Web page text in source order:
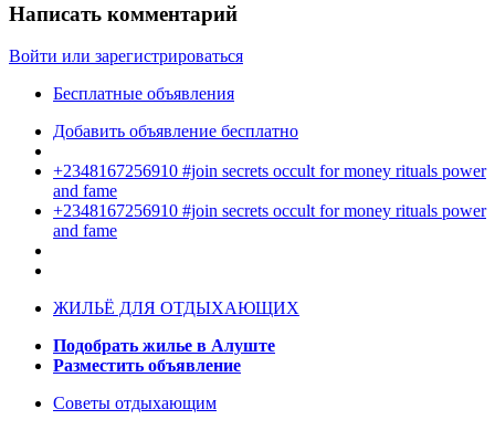
Написать комментарий
Войти или зарегистрироваться
Бесплатные объявления
Добавить объявление бесплатно
+2348167256910 #join secrets occult for money rituals power
and fame
+2348167256910 #join secrets occult for money rituals power
and fame
ЖИЛЬЁ ДЛЯ ОТДЫХАЮЩИХ
Подобрать жилье в Алуште
Разместить объявление
Советы отдыхающим